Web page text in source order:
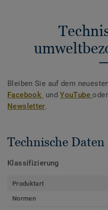
Bleiben Sie auf dem
Facebook undYouTube
Newsletter.
Technische Daten
Klassifizierung
Produktart
Normen